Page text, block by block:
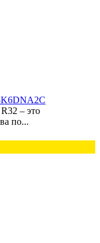
– это
по...